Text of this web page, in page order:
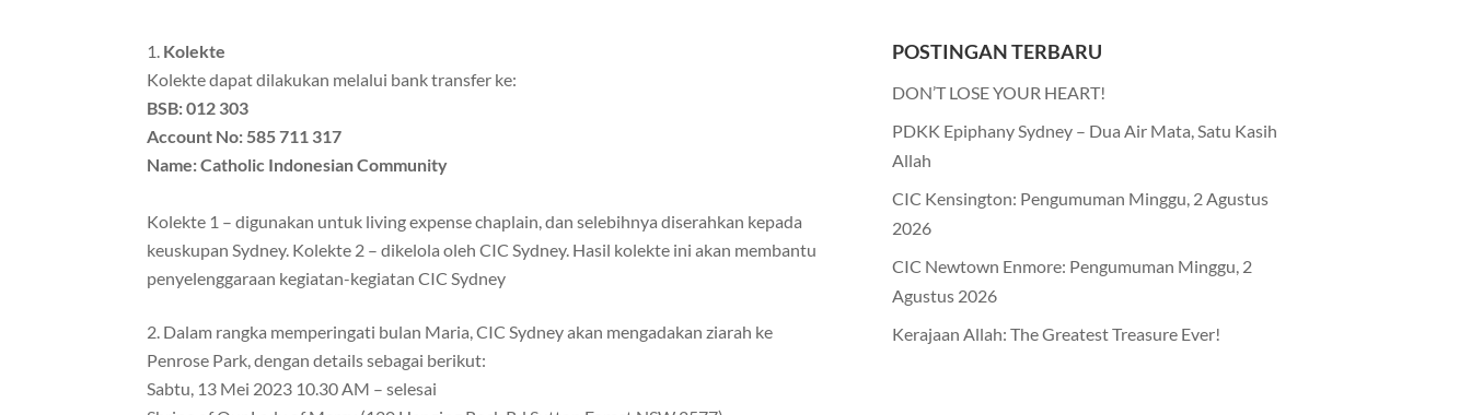
Kolekte
Kolekte dapat dilakukan melalui bank transfer ke:
BSB: 012 303
Account No: 585 711 317
Name: Catholic Indonesian Community
Kolekte 1 – digunakan untuk living expense chaplain, dan selebihnya diserahkan kepada
keuskupan Sydney. Kolekte 2 – dikelola oleh CIC Sydney. Hasil kolekte ini akan membantu
penyelenggaraan kegiatan-kegiatan CIC Sydney
Dalam rangka memperingati bulan Maria, CIC Sydney akan mengadakan ziarah ke
Penrose Park, dengan details sebagai berikut:
Sabtu, 13 Mei 2023 10.30 AM – selesai
POSTINGAN TERBARU
DON’T LOSE YOUR HEART!
PDKK Epiphany Sydney – Dua Air Mata, Satu Kasih
Allah
CIC Kensington: Pengumuman Minggu, 2 Agustus
2026
CIC Newtown Enmore: Pengumuman Minggu, 2
Agustus 2026
Kerajaan Allah: The Greatest Treasure Ever!